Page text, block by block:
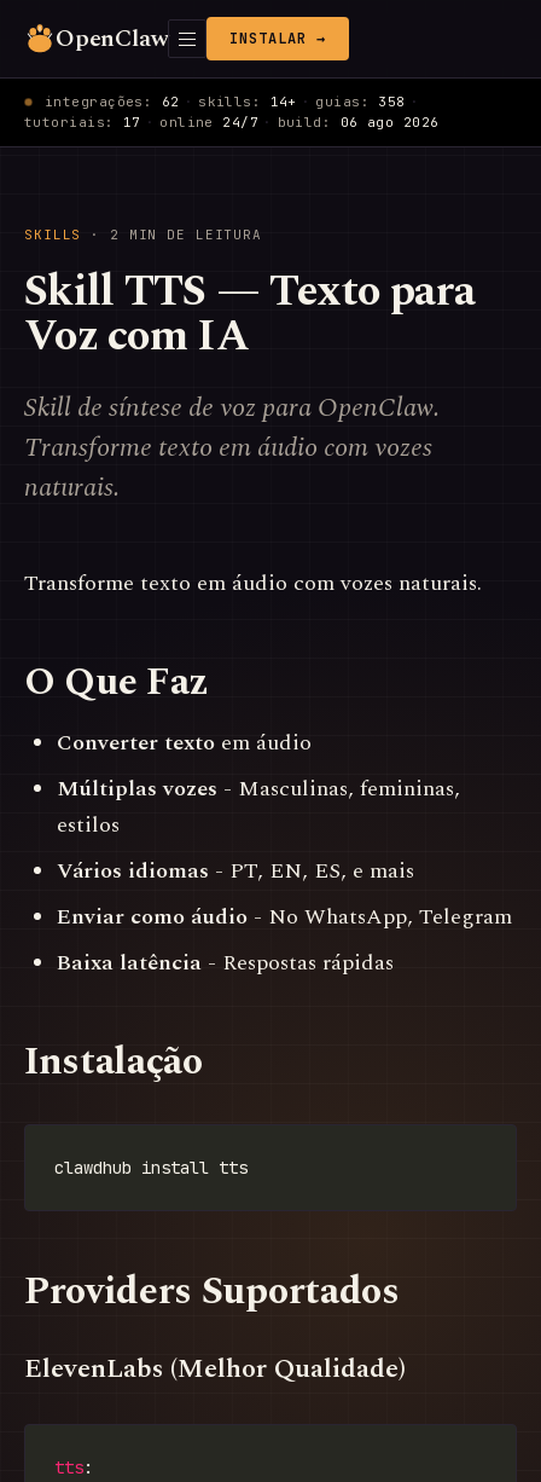
OpenClaw INSTALAR →
integrações: 62 · skills: 14+ · guias: 358 ·
tutoriais: 17 · online 24/7 · build: 06 ago 2026
SKILLS · 2 MIN DE LEITURA
Skill TTS — Texto para
Voz com IA
Skill de síntese de voz para OpenClaw.
Transforme texto em áudio com vozes
naturais.
Transforme texto em áudio com vozes naturais.
O Que Faz
Converter texto em áudio
Múltiplas vozes - Masculinas, femininas,
estilos
Vários idiomas - PT, EN, ES, e mais
Enviar como áudio - No WhatsApp, Telegram
Baixa latência - Respostas rápidas
Instalação
Providers Suportados
ElevenLabs (Melhor Qualidade)
tts